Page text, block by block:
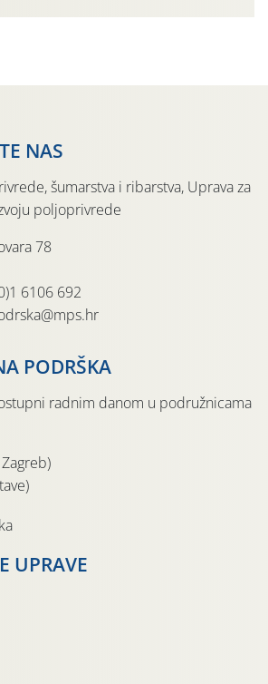
NAS
šumarstva i ribarstva, Uprava za
poljoprivrede
78
6106 692
PODRŠKA
radnim danom u podružnicama
UPRAVE